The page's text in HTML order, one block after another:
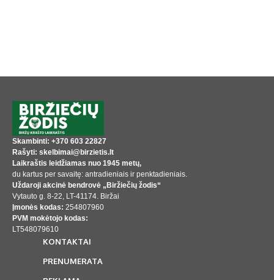
Skambinti: +370 603 22827
Rašyti: skelbimai@birzietis.lt
Laikraštis leidžiamas nuo 1945 metų,
du kartus per savaitę: antradieniais ir penktadieniais.
Uždaroji akcinė bendrovė „Biržiečių žodis“
Vytauto g. 8-22, LT-41174. Biržai
Įmonės kodas: 254807960
PVM mokėtojo kodas:
LT548079610
KONTAKTAI
PRENUMERATA